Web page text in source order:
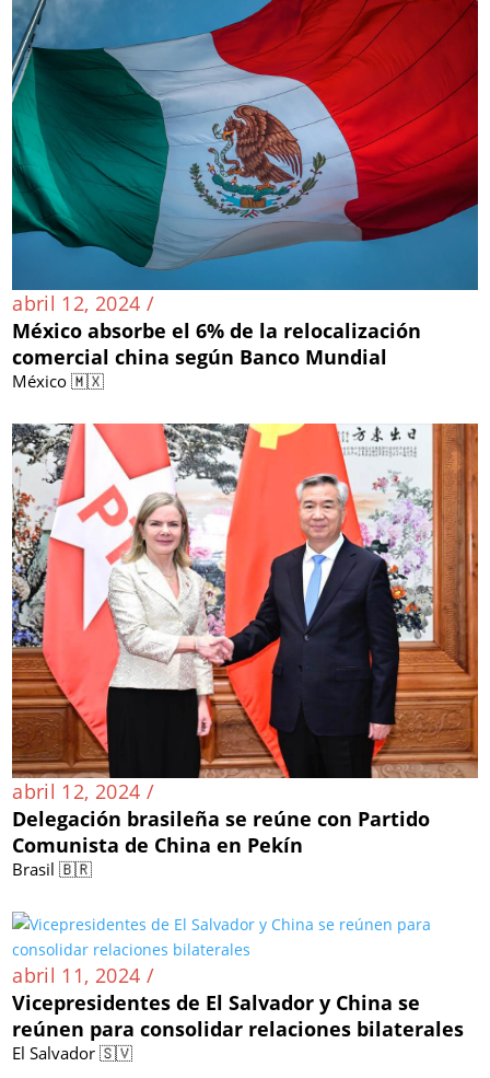
abril 12, 2024 /
México absorbe el 6% de la relocalización
comercial china según Banco Mundial
México 🇲🇽
abril 12, 2024 /
Delegación brasileña se reúne con Partido
Comunista de China en Pekín
Brasil 🇧🇷
abril 11, 2024 /
Vicepresidentes de El Salvador y China se
reúnen para consolidar relaciones bilaterales
El Salvador 🇸🇻